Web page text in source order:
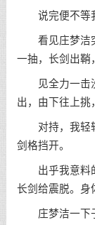
说完便不等我
看见庄梦洁突
一抽，长剑出鞘
见全力一击没
出，由下往上挑
对持，我轻轻
剑格挡开。
出乎我意料的
长剑给震脱。身
庄梦洁一下子